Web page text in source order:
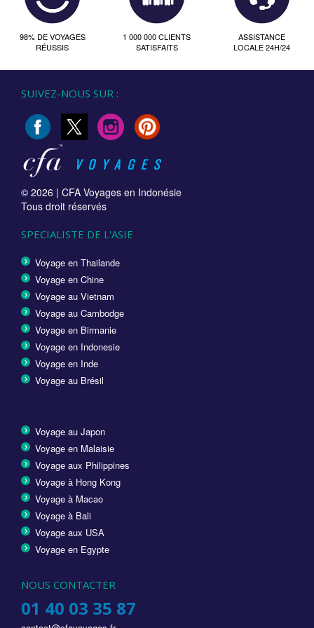
98% DE VOYAGES
RÉUSSIS
1 000 000 CLIENTS
SATISFAITS
ASSISTANCE
LOCALE 24H/24
SUIVEZ-NOUS SUR :
© 2026 | CFA Voyages en Indonésie
Tous droit réservés
SPECIALISTE DE L'ASIE
Voyage en Thailande
Voyage en Chine
Voyage au Vietnam
Voyage au Cambodge
Voyage en Birmanie
Voyage en Indonesie
Voyage en Inde
Voyage au Brésil
Voyage au Japon
Voyage en Malaisie
Voyage aux Philippines
Voyage à Hong Kong
Voyage à Macao
Voyage à Bali
Voyage aux USA
Voyage en Egypte
NOUS CONTACTER
01 40 03 35 87